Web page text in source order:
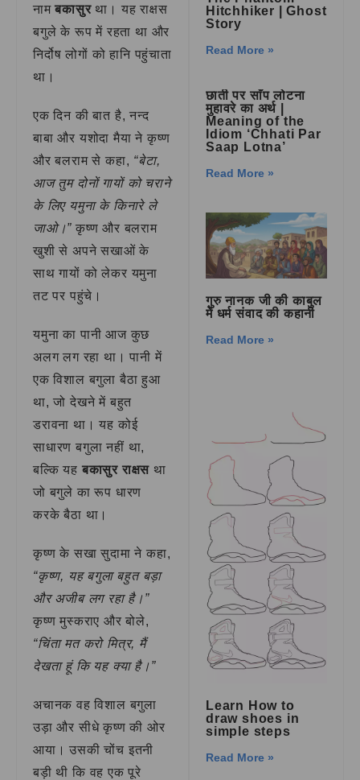
नामबकासुरथा। यह राक्षस
बगुले के रूप में रहता था और
निर्दोष लोगों को हानि पहुंचाता
था।
एक दिन की बात है, नन्द
बाबा और यशोदा मैया ने कृष्ण
और बलराम से कहा, “बेटा,
आज तुम दोनों गायों को चराने
के लिए यमुना के किनारे ले
जाओ।” कृष्ण और बलराम
खुशी से अपने सखाओं के
साथ गायों को लेकर यमुना
तट पर पहुंचे।
यमुना का पानी आज कुछ
अलग लग रहा था। पानी में
एक विशाल बगुला बैठा हुआ
था, जो देखने में बहुत
डरावना था। यह कोई
साधारण बगुला नहीं था,
बल्कि यह बकासुर राक्षस था
जो बगुले का रूप धारण
करके बैठा था।
कृष्ण के सखा सुदामा ने कहा,
“कृष्ण, यह बगुला बहुत बड़ा
और अजीब लग रहा है।”
कृष्ण मुस्कराए और बोले,
“चिंता मत करो मित्र, मैं
देखता हूं कि यह क्या है।”
अचानक वह विशाल बगुला
उड़ा और सीधे कृष्ण की ओर
आया। उसकी चोंच इतनी
बड़ी थी कि वह एक पूरे
Hitchhiker | Ghost
Story
Read More »
छाती पर साँप लोटना
मुहावरे का अर्थ |
Meaning of the
Idiom ‘Chhati Par
Saap Lotna’
Read More »
गुरु नानक जी की काबुल
में धर्म संवाद की कहानी
Read More »
Learn How to
draw shoes in
simple steps
Read More »